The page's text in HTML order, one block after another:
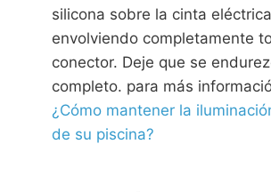
silicona sobre la cinta
envolviendo completamente
conector. Deje que se
completo. para más
¿Cómo mantener la
de su piscina?